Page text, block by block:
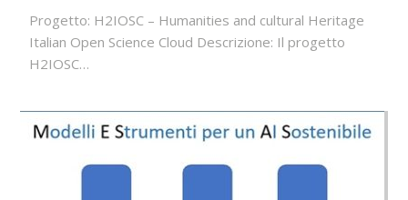
Progetto: H2IOSC – Humanities and cultural Heritage
Italian Open Science Cloud Descrizione: Il progetto
H2IOSC…